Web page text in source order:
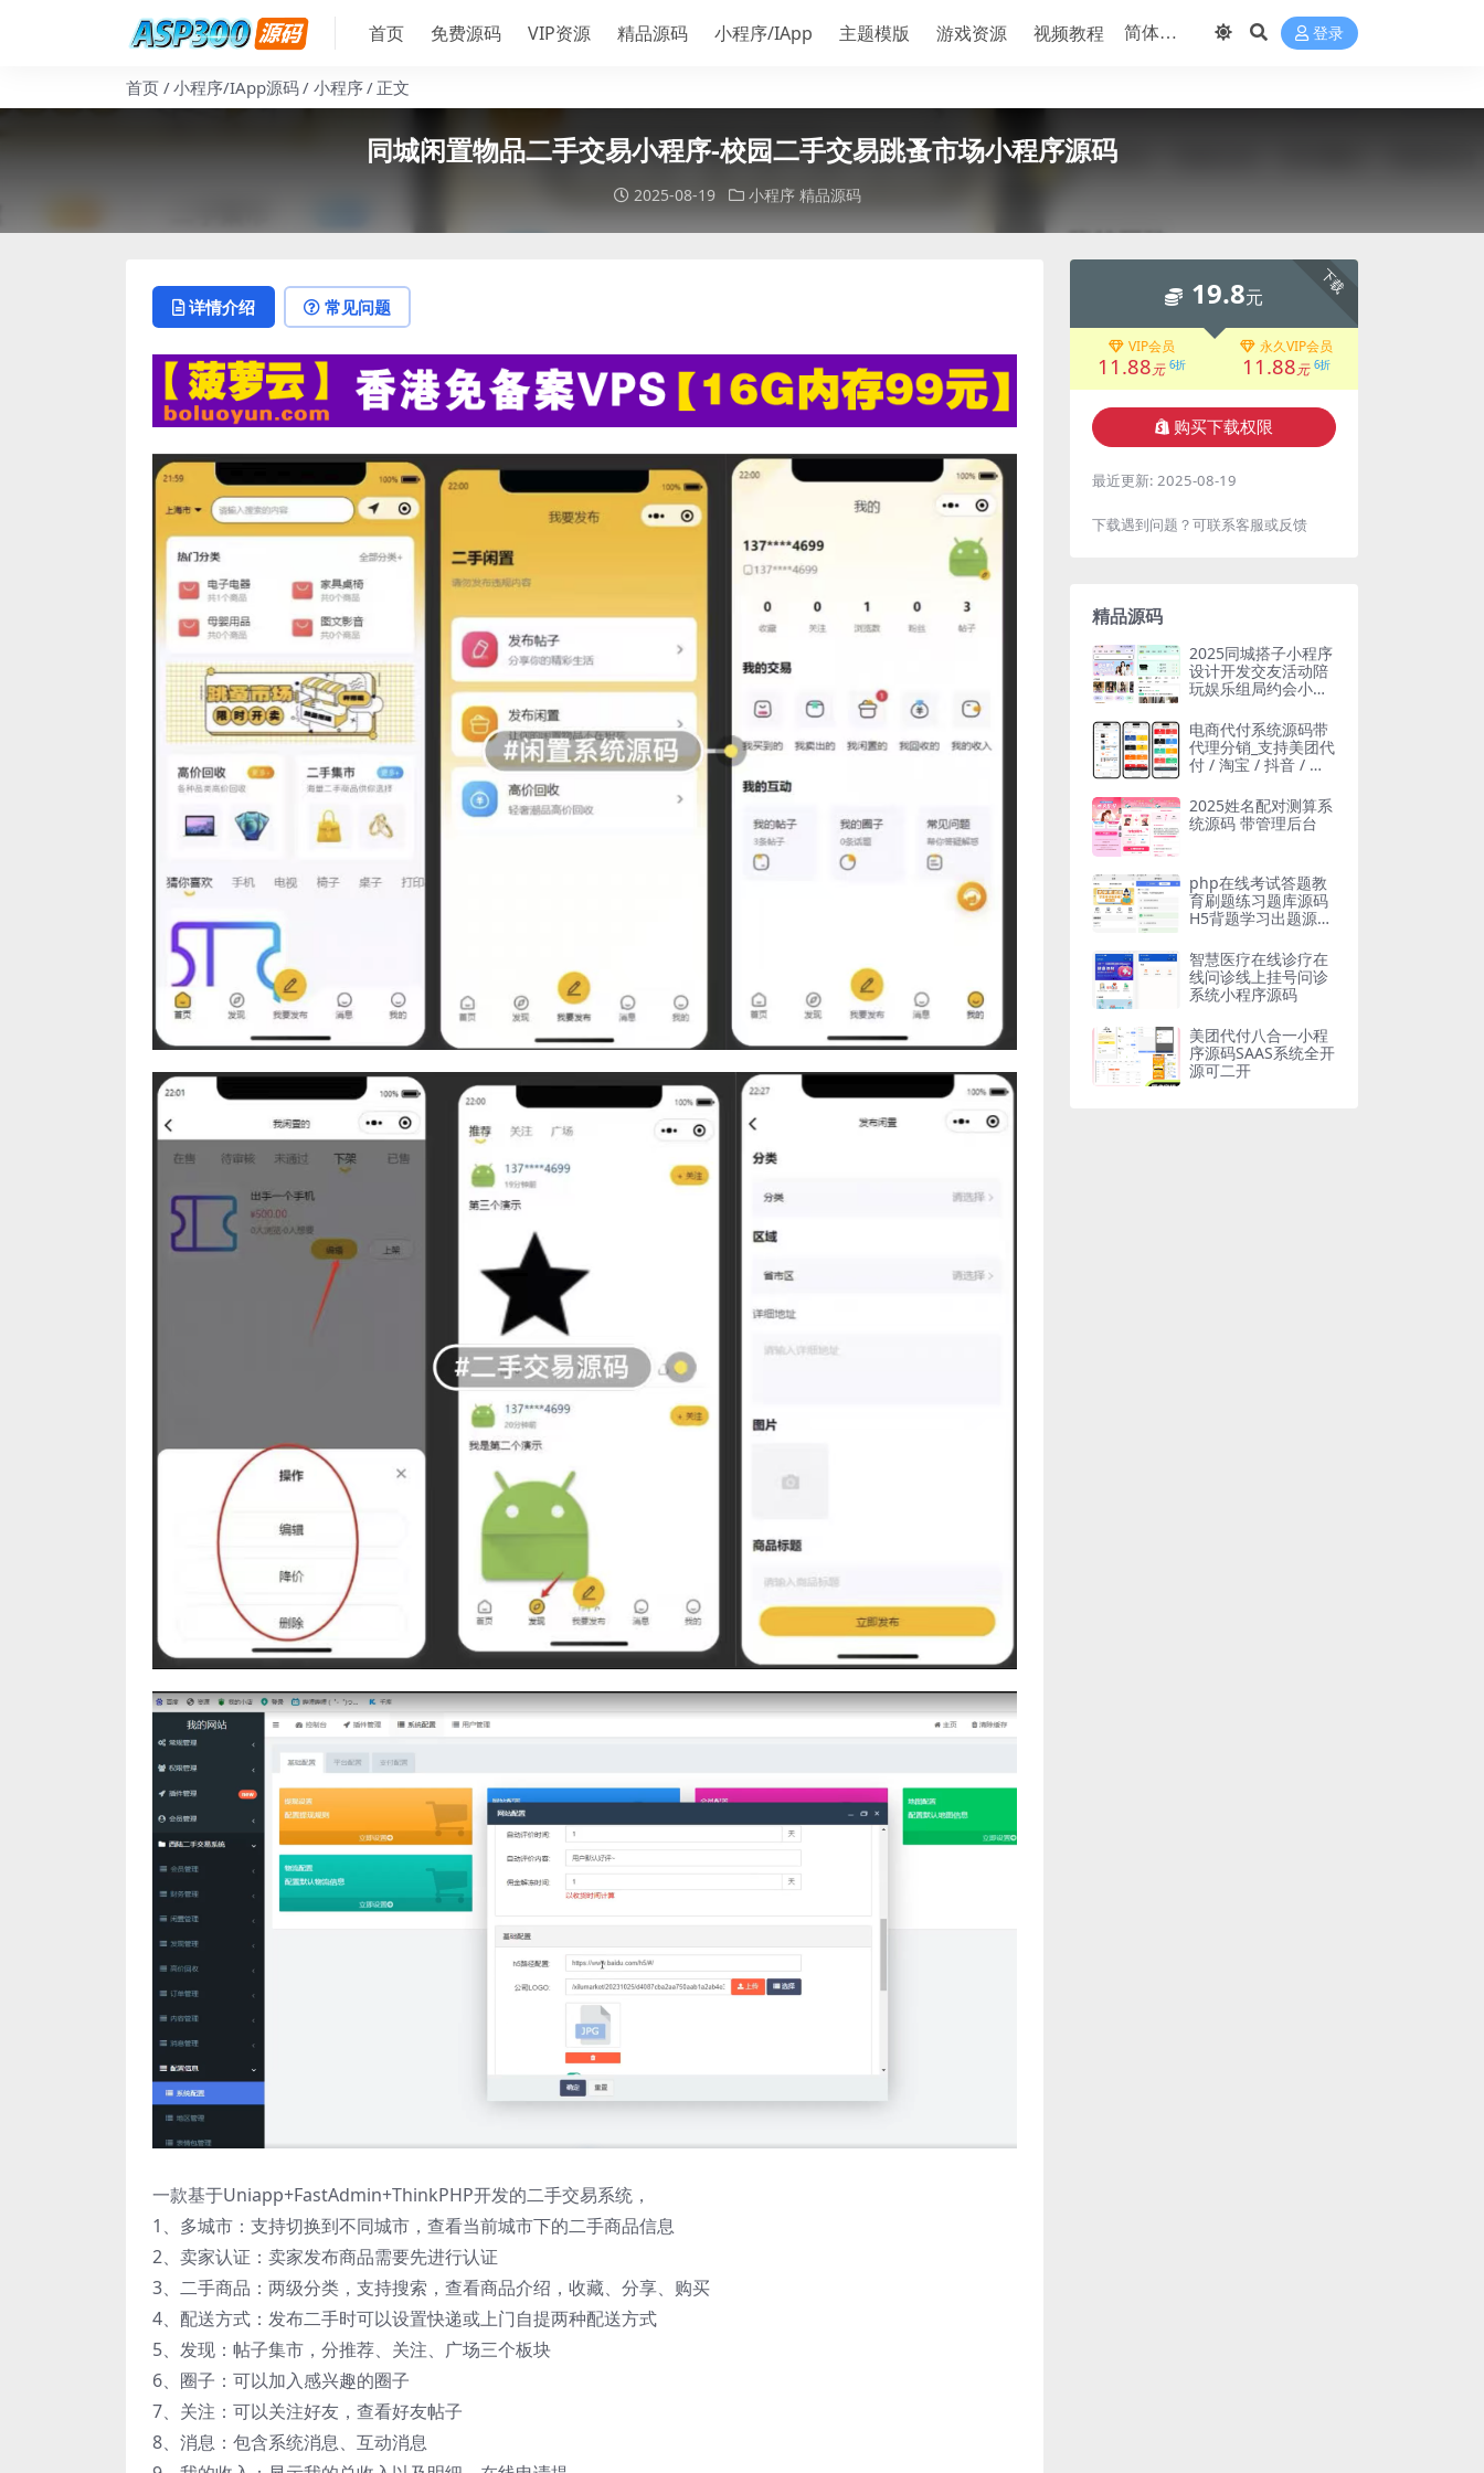
首页 免费源码 VIP资源 精品源码 小程序/IApp 主题模版 游戏资源 视频教程 登录
首页 小程序/IApp源码 小程序 正文
同城闲置物品二手交易小程序-校园二手交易跳蚤市场小程序源码
2025-08-19 小程序 精品源码
详情介绍 常见问题
一款基于Uniapp+FastAdmin+ThinkPHP开发的二手交易系统，
1、多城市：支持切换到不同城市，查看当前城市下的二手商品信息
2、卖家认证：卖家发布商品需要先进行认证
3、二手商品：两级分类，支持搜索，查看商品介绍，收藏、分享、购买
4、配送方式：发布二手时可以设置快递或上门自提两种配送方式
5、发现：帖子集市，分推荐、关注、广场三个板块
6、圈子：可以加入感兴趣的圈子
7、关注：可以关注好友，查看好友帖子
8、消息：包含系统消息、互动消息
下载
19.8元
VIP会员
11.88元 6折
永久VIP会员
11.88元 6折
购买下载权限
最近更新: 2025-08-19
下载遇到问题？可联系客服或反馈
精品源码
2025同城搭子小程序
设计开发交友活动陪
玩娱乐组局约会小程
电商代付系统源码带
代理分销_支持美团代
付 / 淘宝 / 抖音 / 拼
2025姓名配对测算系
统源码 带管理后台
php在线考试答题教
育刷题练习题库源码
H5背题学习出题源码
智慧医疗在线诊疗在
线问诊线上挂号问诊
系统小程序源码
美团代付八合一小程
序源码SAAS系统全开
源可二开